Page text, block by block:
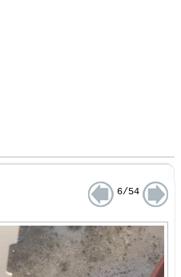
6/54